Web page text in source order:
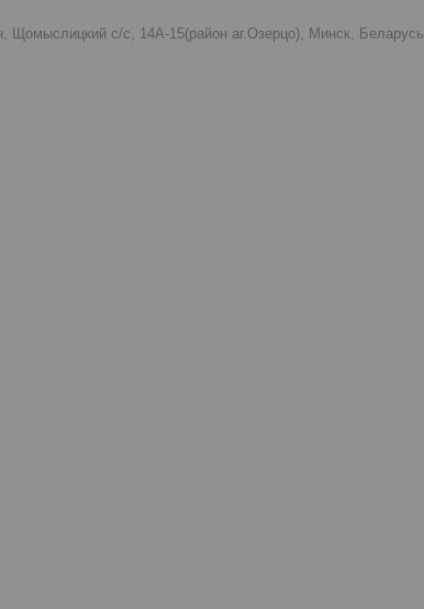
Щомыслицкий с/с, 14А-15(район аг.Озерцо), Минск, Беларусь